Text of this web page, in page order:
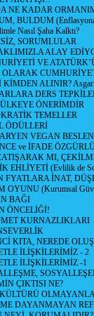
NE KADAR
BULDUM
Nasıl Şaha Kalktı?
SORUMLULAR
ALAY
VE
OLARAK
KİMDEN ALINIR?
DERS
ÖNERİMDİR
TEMELLER
ÖDÜLLERİ
VEGAN
ve İFADE
MI,
EHLİYETİ (Evlilik de
FYATLARA İNAT,
OYUNU (Kurumsal
BAĞI
ÖNCELİĞİ!
KURNAZLIKLARI
KITA, NEREDE
İLİŞKİLERİMİZ - 2
İLİŞKİLERİMİZ -1
ÇIKTISI NE?
DAYANMAYAN